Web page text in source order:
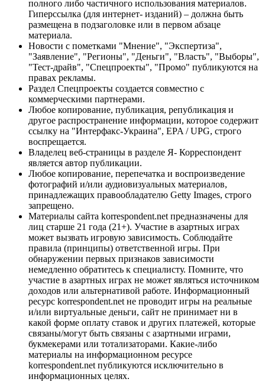
полного либо частичного использования материалов.
Гиперссылка (для интернет- изданий) – должна быть
размещена в подзаголовке или в первом абзаце
материала.
Новости с пометками "Мнение", "Экспертиза",
"Заявление", "Регионы", "Деньги", "Власть", "Выборы",
"Тест-драйв", "Спецпроекты", "Промо" публикуются на
правах рекламы.
Раздел Спецпроекты создается совместно с
коммерческими партнерами.
Любое копирование, публикация, републикация и
другое распространение информации, которое содержит
ссылку на "Интерфакс-Украина", EPA / UPG, строго
воспрещается.
Владелец веб-страницы в разделе Я- Корреспондент
является автор публикации.
Любое копирование, перепечатка и воспроизведение
фотографий и/или аудиовизуальных материалов,
принадлежащих правообладателю Getty Images, строго
запрещено.
Материалы сайта korrespondent.net предназначены для
лиц старше 21 года (21+). Участие в азартных играх
может вызвать игровую зависимость. Соблюдайте
правила (принципы) ответственной игры. При
обнаружении первых признаков зависимости
немедленно обратитесь к специалисту. Помните, что
участие в азартных играх не может являться источником
доходов или альтернативой работе. Информационный
ресурс korrespondent.net не проводит игры на реальные
и/или виртуальные деньги, сайт не принимает ни в
какой форме оплату ставок и других платежей, которые
связаны/могут быть связаны с азартными играми,
букмекерами или тотализаторами. Какие-либо
материалы на информационном ресурсе
korrespondent.net публикуются исключительно в
информационных целях.